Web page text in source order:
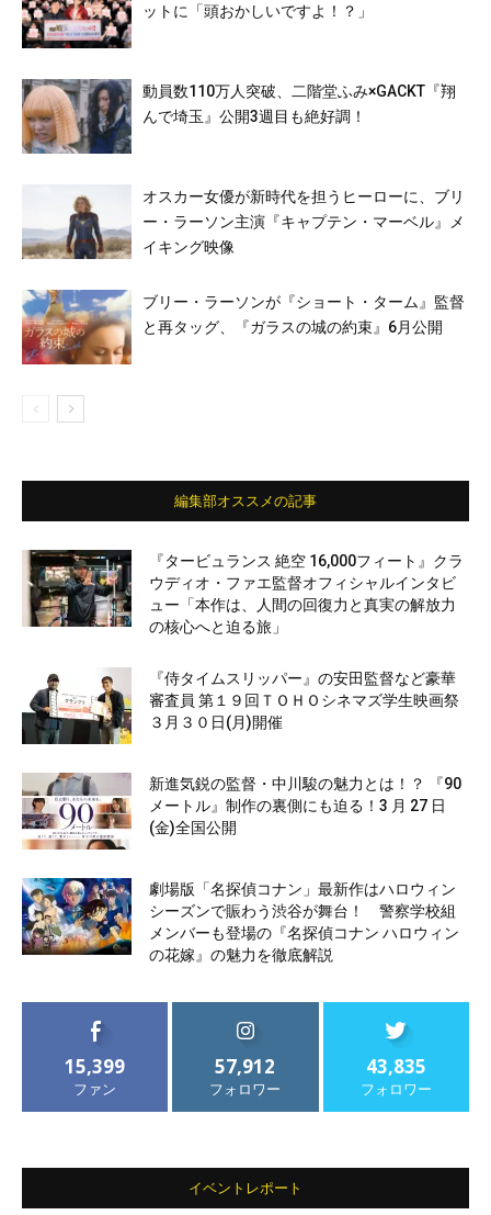
ットに「頭おかしいですよ！？」
動員数110万人突破、二階堂ふみ×GACKT『翔
んで埼玉』公開3週目も絶好調！
オスカー女優が新時代を担うヒーローに、ブリ
ー・ラーソン主演『キャプテン・マーベル』メ
イキング映像
ブリー・ラーソンが『ショート・ターム』監督
と再タッグ、『ガラスの城の約束』6月公開
編集部オススメの記事
『タービュランス 絶空 16,000フィート』クラ
ウディオ・ファエ監督オフィシャルインタビ
ュー「本作は、人間の回復力と真実の解放力
の核心へと迫る旅」
『侍タイムスリッパー』の安田監督など豪華
審査員 第１９回ＴＯＨＯシネマズ学生映画祭
３月３０日(月)開催
新進気鋭の監督・中川駿の魅力とは！？ 『90
メートル』制作の裏側にも迫る！3 月 27 日
(金)全国公開
劇場版「名探偵コナン」最新作はハロウィン
シーズンで賑わう渋谷が舞台！ 警察学校組
メンバーも登場の『名探偵コナン ハロウィン
の花嫁』の魅力を徹底解説
15,399
ファン
57,912
フォロワー
43,835
フォロワー
イベントレポート